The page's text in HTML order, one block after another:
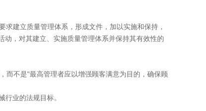
建立质量管理体系，形成文件，加以实施和保持，
，对其建立、实施质量管理体系并保持其有效性的
不是"最高管理者应以增强顾客满意为目的，确保顾
业的法规目标。